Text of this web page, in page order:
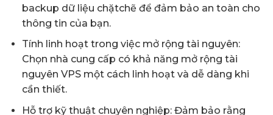
backup dữ liệu chặtchẽ để đảm bảo an toàn cho
thông tin của bạn.
Tính linh hoạt trong việc mở rộng tài nguyên:
Chọn nhà cung cấp có khả năng mở rộng tài
nguyên VPS một cách linh hoạt và dễ dàng khi
cần thiết.
Hỗ trợ kỹ thuật chuyên nghiệp: Đảm bảo rằng